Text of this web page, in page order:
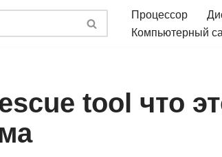
Процессор
Компьютерный
tool что